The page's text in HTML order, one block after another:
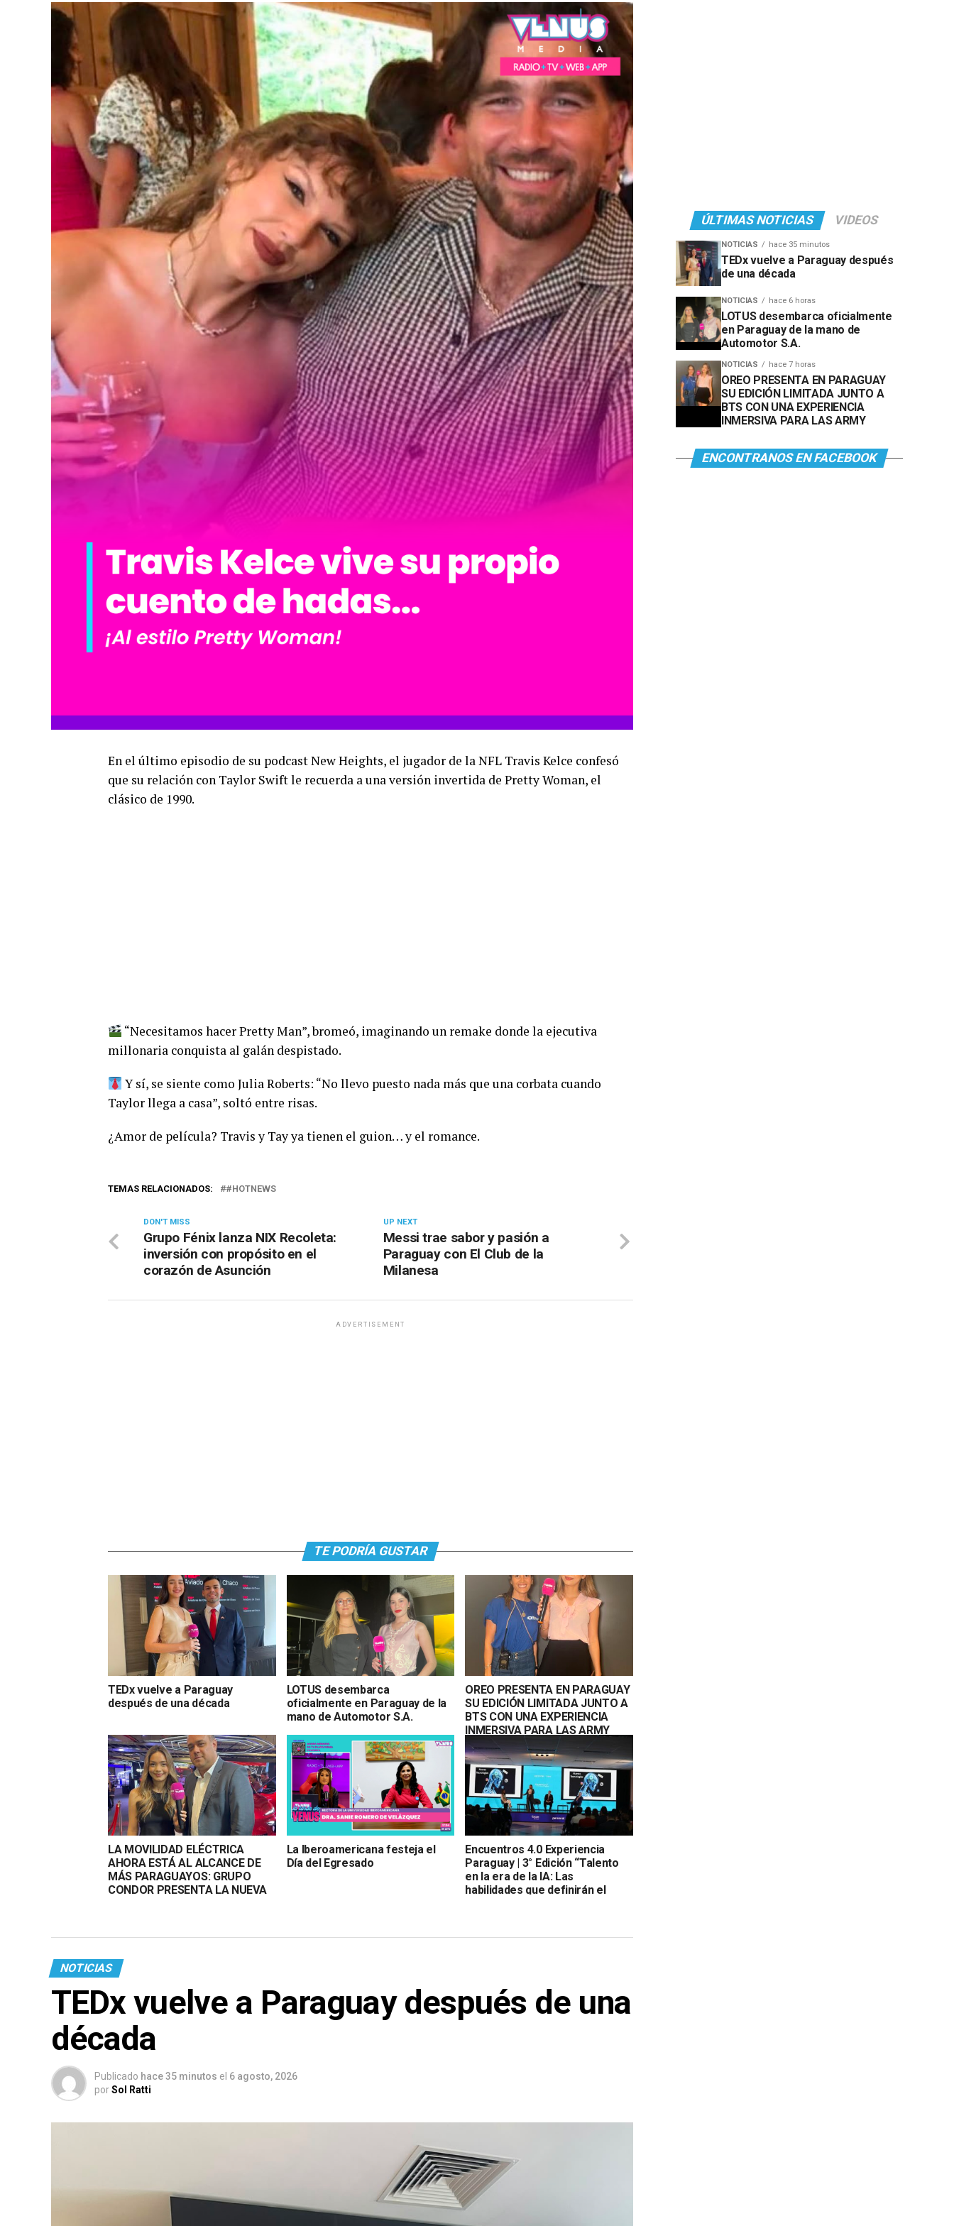
En el último episodio de su podcast New Heights, el jugador de la NFL Travis Kelce confesó
que su relación con Taylor Swift le recuerda a una versión invertida de Pretty Woman, el
clásico de 1990.
“Necesitamos hacer Pretty Man”, bromeó, imaginando un remake donde la ejecutiva
millonaria conquista al galán despistado.
Y sí, se siente como Julia Roberts: “No llevo puesto nada más que una corbata cuando
Taylor llega a casa”, soltó entre risas.
¿Amor de película? Travis y Tay ya tienen el guion… y el romance.
TEMAS RELACIONADOS: #HOTNEWS
UP NEXT
Messi trae sabor y pasión a
Paraguay con El Club de la
Milanesa
DON'T MISS
Grupo Fénix lanza NIX Recoleta:
inversión con propósito en el
corazón de Asunción
ADVERTISEMENT
TE PODRÍA GUSTAR
TEDx vuelve a Paraguay
después de una década
LOTUS desembarca
oficialmente en Paraguay de la
mano de Automotor S.A.
OREO PRESENTA EN PARAGUAY
SU EDICIÓN LIMITADA JUNTO A
BTS CON UNA EXPERIENCIA
INMERSIVA PARA LAS ARMY
LA MOVILIDAD ELÉCTRICA
AHORA ESTÁ AL ALCANCE DE
MÁS PARAGUAYOS: GRUPO
CONDOR PRESENTA LA NUEVA
La Iberoamericana festeja el
Día del Egresado
Encuentros 4.0 Experiencia
Paraguay | 3° Edición “Talento
en la era de la IA: Las
habilidades que definirán el
NOTICIAS
TEDx vuelve a Paraguay después de una
década
Publicado hace 35 minutos el 6 agosto, 2026
porSol Ratti
ÚLTIMAS NOTICIAS VIDEOS
NOTICIAS hace 35 minutos
TEDx vuelve a Paraguay después
de una década
NOTICIAS hace 6 horas
LOTUS desembarca oficialmente
en Paraguay de la mano de
Automotor S.A.
NOTICIAS hace 7 horas
OREO PRESENTA EN PARAGUAY
SU EDICIÓN LIMITADA JUNTO A
BTS CON UNA EXPERIENCIA
INMERSIVA PARA LAS ARMY
ENCONTRANOS EN FACEBOOK